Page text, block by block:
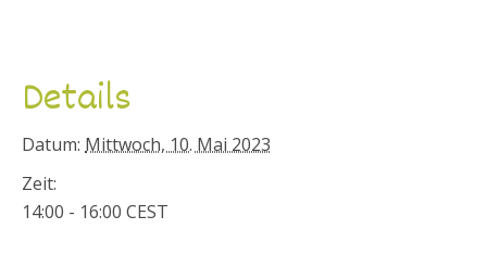
Details
Datum: Mittwoch, 10. Mai 2023
Zeit:
14:00 - 16:00 CEST